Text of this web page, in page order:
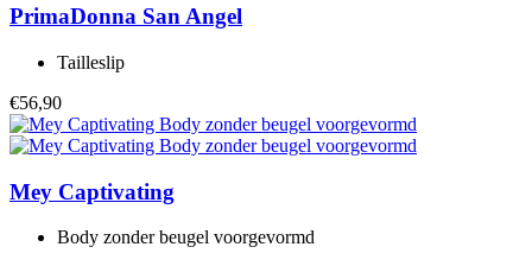
PrimaDonna San Angel
Tailleslip
€56,90
Mey Captivating
Body zonder beugel voorgevormd